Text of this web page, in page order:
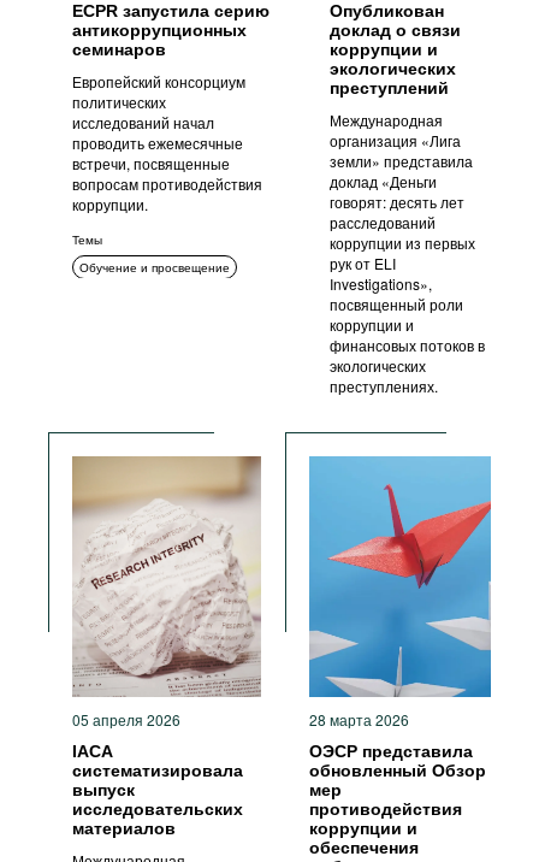
ECPR запустила серию
антикоррупционных
семинаров
Европейский консорциум
политических
исследований начал
проводить ежемесячные
встречи, посвященные
вопросам противодействия
коррупции.
Темы
Обучение и просвещение
Опубликован
доклад о связи
коррупции и
экологических
преступлений
Международная
организация «Лига
земли» представила
доклад «Деньги
говорят: десять лет
расследований
коррупции из первых
рук от ELI
Investigations»,
посвященный роли
коррупции и
финансовых потоков в
экологических
преступлениях.
05 апреля 2026
IACA
систематизировала
выпуск
исследовательских
материалов
28 марта 2026
ОЭСР представила
обновленный Обзор
мер
противодействия
коррупции и
обеспечения